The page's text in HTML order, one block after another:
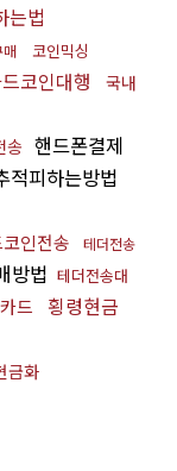
는법
매 코인믹싱
코인대행
국내
송 핸드폰결제
적피하는방법
인전송
테더전송
방법 테더전송대
드
횡령현금
금화